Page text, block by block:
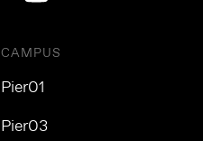
CAMPUS
Pier01
Pier03